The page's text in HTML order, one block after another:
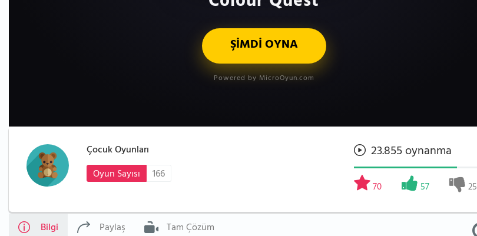
ŞİMDİ OYNA
Powered by MicroOyun.com
Çocuk Oyunları
Oyun Sayısı
166
23.855 oynanma
70 57 25
Bilgi Paylaş Tam Çözüm